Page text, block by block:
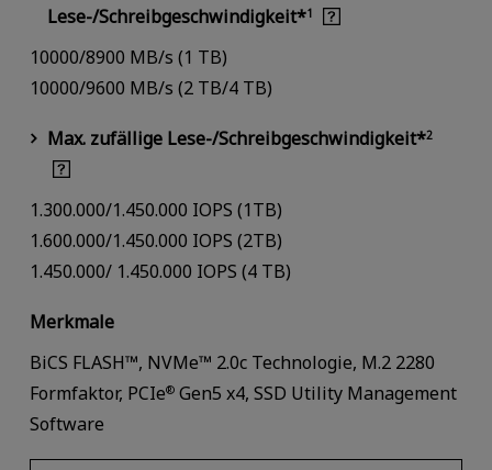
Lese-/Schreibgeschwindigkeit*1
10000/8900 MB/s (1 TB)
10000/9600 MB/s (2 TB/4 TB)
Max. zufällige Lese-/Schreibgeschwindigkeit*2
1.300.000/1.450.000 IOPS (1TB)
1.600.000/1.450.000 IOPS (2TB)
1.450.000/ 1.450.000 IOPS (4 TB)
Merkmale
BiCS FLASH™, NVMe™ 2.0c Technologie, M.2 2280
Formfaktor, PCIe®Gen5 x4, SSD Utility Management
Software